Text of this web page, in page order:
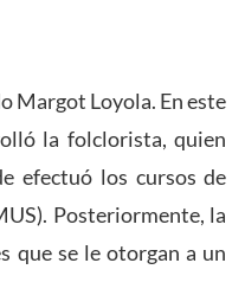
Margot Loyola. En este
la folclorista, quien
efectuó los cursos de
Posteriormente, la
que se le otorgan a un